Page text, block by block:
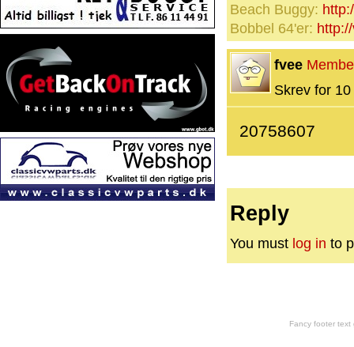
Beach Buggy:
Bobbel 64'er:
fvee
Skrev for
20758607
Reply
You must log in to
Fancy footer